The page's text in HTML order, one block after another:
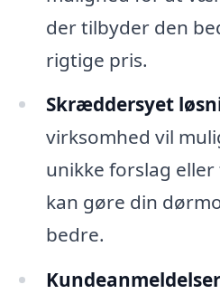
der tilbyder den
rigtige pris.
Skræddersyet
virksomhed vil
unikke forslag
kan gøre din
bedre.